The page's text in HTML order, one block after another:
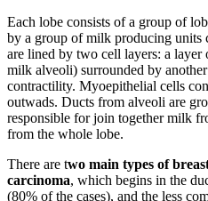
Each lobe consists of a group of
by a group of milk producing units
are lined by two cell layers: a
milk alveoli) surrounded by
contractility. Myoepithelial cells
outwads. Ducts from alveoli are
responsible for join together milk
from the whole lobe.
There are two main types of
carcinoma, which begins in the
(80% of the cases), and the less